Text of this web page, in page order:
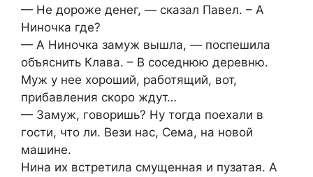
— Не дороже денег, — сказал Павел. – А
Ниночка где?
— А Ниночка замуж вышла, — поспешила
объяснить Клава. – В соседнюю деревню.
Муж у нее хороший, работящий, вот,
прибавления скоро ждут…
— Замуж, говоришь? Ну тогда поехали в
гости, что ли. Вези нас, Сема, на новой
машине.
Нина их встретила смущенная и пузатая. А